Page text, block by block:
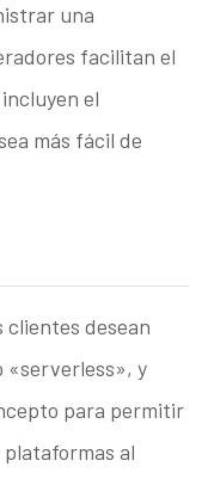
una
facilitan el
el
más fácil de
clientes desean
«serverless», y
para permitir
al